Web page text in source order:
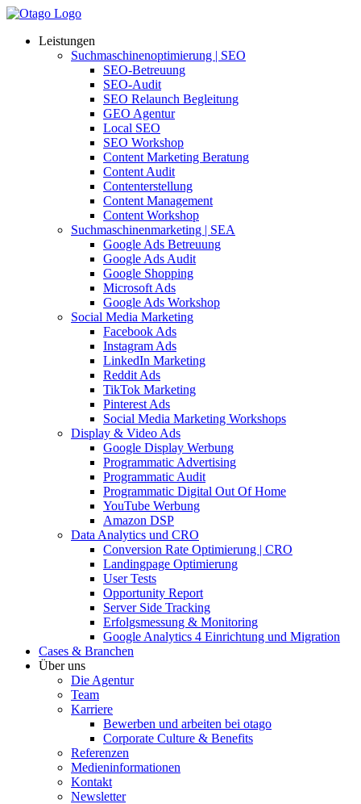
Leistungen
Suchmaschinenoptimierung | SEO
SEO-Betreuung
SEO-Audit
SEO Relaunch Begleitung
GEO Agentur
Local SEO
SEO Workshop
Content Marketing Beratung
Content Audit
Contenterstellung
Content Management
Content Workshop
Suchmaschinenmarketing | SEA
Google Ads Betreuung
Google Ads Audit
Google Shopping
Microsoft Ads
Google Ads Workshop
Social Media Marketing
Facebook Ads
Instagram Ads
LinkedIn Marketing
Reddit Ads
TikTok Marketing
Pinterest Ads
Social Media Marketing Workshops
Display & Video Ads
Google Display Werbung
Programmatic Advertising
Programmatic Audit
Programmatic Digital Out Of Home
YouTube Werbung
Amazon DSP
Data Analytics und CRO
Conversion Rate Optimierung | CRO
Landingpage Optimierung
User Tests
Opportunity Report
Server Side Tracking
Erfolgsmessung & Monitoring
Google Analytics 4 Einrichtung und Migration
Cases & Branchen
Über uns
Die Agentur
Team
Karriere
Bewerben und arbeiten bei otago
Corporate Culture & Benefits
Referenzen
Medieninformationen
Kontakt
Newsletter